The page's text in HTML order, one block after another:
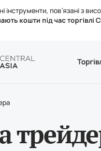
інструменти, пов’язані з
кошти під час торгівлі
Desktop та Web
Аналітика
Про нас